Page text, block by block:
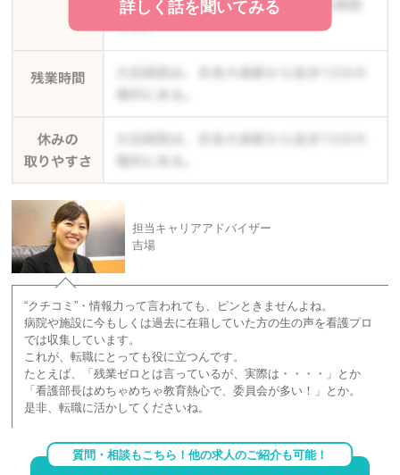
詳しく話を聞いてみる
担当キャリアアドバイザー
吉場
“クチコミ”・情報力って言われても、ピンときませんよね。
病院や施設に今もしくは過去に在籍していた方の生の声を看護プロ
では収集しています。
これが、転職にとっても役に立つんです。
たとえば、「残業ゼロとは言っているが、実際は・・・・」とか
「看護部長はめちゃめちゃ教育熱心で、委員会が多い！」とか。
是非、転職に活かしてくださいね。
質問・相談もこちら！他の求人のご紹介も可能！